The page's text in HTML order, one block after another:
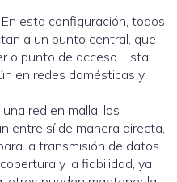
En esta configuración, todos
a un punto central, que
o punto de acceso. Esta
en redes domésticas y
una red en malla, los
entre sí de manera directa,
la transmisión de datos.
y la fiabilidad, ya